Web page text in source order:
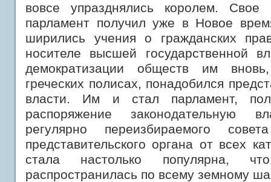
вовсе упразднялись королем. Свое
парламент получил уже в Новое
ширились учения о гражданских
носителе высшей государственной
демократизации обществ им
греческих полисах, понадобился
власти. Им и стал парламент,
распоряжение законодательную
регулярно переизбираемого
представительского органа от всех
стала настолько популярна,
распространилась по всему земному